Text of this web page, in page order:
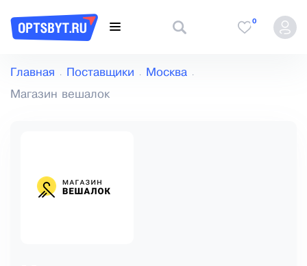
0
Главная Поставщики Москва
Магазин вешалок